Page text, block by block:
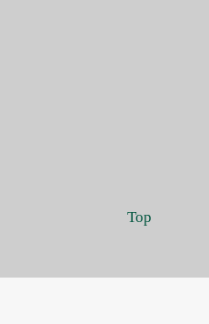
Top